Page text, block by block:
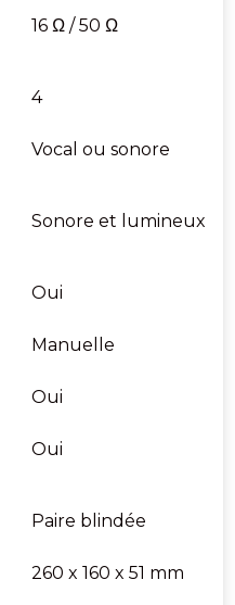
16 Ω / 50 Ω
4
Vocal ou sonore
Sonore et lumineux
Oui
Manuelle
Oui
Oui
Paire blindée
260 x 160 x 51 mm